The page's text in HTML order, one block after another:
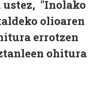
"Inolako
olioaren
errotzen
ohitura